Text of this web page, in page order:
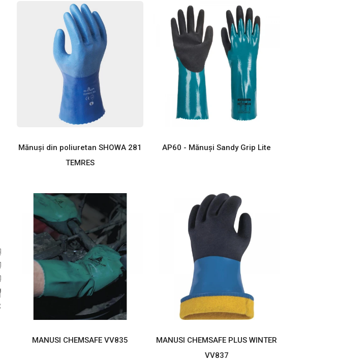
Mănuși din poliuretan SHOWA 281
TEMRES
AP60 - Mănuși Sandy Grip Lite
MANUSI CHEMSAFE VV835
MANUSI CHEMSAFE PLUS WINTER
VV837